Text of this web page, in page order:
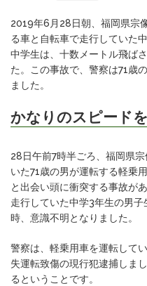
2019年6月28日朝、福岡県宗
る車と自転車で走行していた
中学生は、十数メートル飛ば
た。この事故で、警察は71歳
ました。
かなりのスピード
28日午前7時半ごろ、福岡県
いた71歳の男が運転する軽乗
と出会い頭に衝突する事故が
走行していた中学3年生の男
時、意識不明となりました。
警察は、軽乗用車を運転して
失運転致傷の現行犯逮捕しま
るということです。